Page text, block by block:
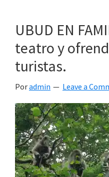
UBUD EN
teatro y
turistas.
Poradmin Leave a